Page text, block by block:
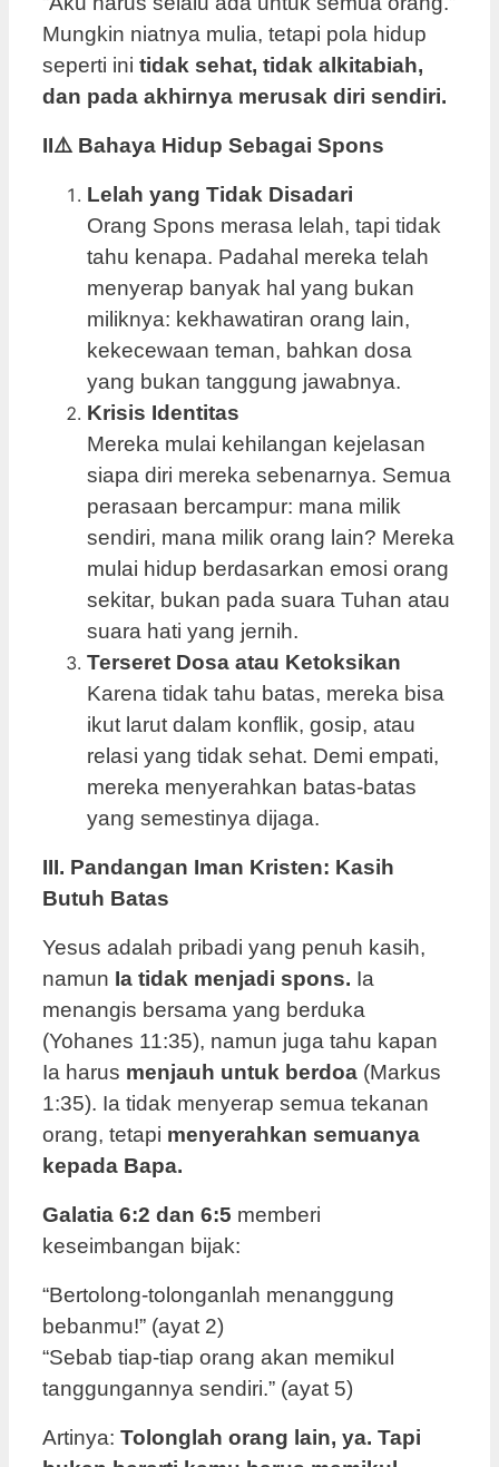
Mungkin niatnya mulia, tetapi pola hidup
seperti ini tidak sehat, tidak alkitabiah,
dan pada akhirnya merusak diri sendiri.
II⚠️ Bahaya Hidup Sebagai Spons
Lelah yang Tidak Disadari
Orang Spons merasa lelah, tapi tidak
tahu kenapa. Padahal mereka telah
menyerap banyak hal yang bukan
miliknya: kekhawatiran orang lain,
kekecewaan teman, bahkan dosa
yang bukan tanggung jawabnya.
Krisis Identitas
Mereka mulai kehilangan kejelasan
siapa diri mereka sebenarnya. Semua
perasaan bercampur: mana milik
sendiri, mana milik orang lain? Mereka
mulai hidup berdasarkan emosi orang
sekitar, bukan pada suara Tuhan atau
suara hati yang jernih.
Terseret Dosa atau Ketoksikan
Karena tidak tahu batas, mereka bisa
ikut larut dalam konflik, gosip, atau
relasi yang tidak sehat. Demi empati,
mereka menyerahkan batas-batas
yang semestinya dijaga.
III. Pandangan Iman Kristen: Kasih
Butuh Batas
Yesus adalah pribadi yang penuh kasih,
namun Ia tidak menjadi spons. Ia
menangis bersama yang berduka
(Yohanes 11:35), namun juga tahu kapan
Ia harus menjauh untuk berdoa (Markus
1:35). Ia tidak menyerap semua tekanan
orang, tetapi menyerahkan semuanya
kepada Bapa.
Galatia 6:2 dan 6:5 memberi
keseimbangan bijak:
“Bertolong-tolonganlah menanggung
bebanmu!” (ayat 2)
“Sebab tiap-tiap orang akan memikul
tanggungannya sendiri.” (ayat 5)
Artinya: Tolonglah orang lain, ya. Tapi